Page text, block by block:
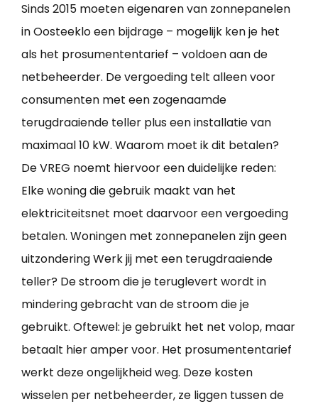
Sinds 2015 moeten eigenaren van zonnepanelen
in Oosteeklo een bijdrage – mogelijk ken je het
als het prosumententarief – voldoen aan de
netbeheerder. De vergoeding telt alleen voor
consumenten met een zogenaamde
terugdraaiende teller plus een installatie van
maximaal 10 kW. Waarom moet ik dit betalen?
De VREG noemt hiervoor een duidelijke reden:
Elke woning die gebruik maakt van het
elektriciteitsnet moet daarvoor een vergoeding
betalen. Woningen met zonnepanelen zijn geen
uitzondering Werk jij met een terugdraaiende
teller? De stroom die je teruglevert wordt in
mindering gebracht van de stroom die je
gebruikt. Oftewel: je gebruikt het net volop, maar
betaalt hier amper voor. Het prosumententarief
werkt deze ongelijkheid weg. Deze kosten
wisselen per netbeheerder, ze liggen tussen de